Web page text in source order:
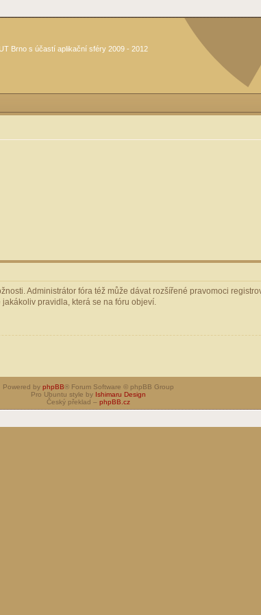
Brno s účastí aplikační sféry 2009 - 2012
Administrátor fóra též může dávat rozšířené pravomoci
pravidla, která se na fóru objeví.
Powered by phpBB® Forum Software © phpBB Group
Pro Ubuntu style by Ishimaru Design
Český překlad – phpBB.cz